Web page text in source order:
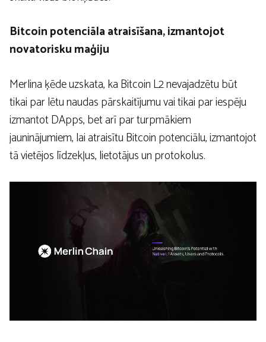
Bitcoin potenciāla atraisīšana, izmantojot
novatorisku maģiju
Merlina ķēde uzskata, ka Bitcoin L2 nevajadzētu būt
tikai par lētu naudas pārskaitījumu vai tikai par iespēju
izmantot DApps, bet arī par turpmākiem
jauninājumiem, lai atraisītu Bitcoin potenciālu, izmantojot
tā vietējos līdzekļus, lietotājus un protokolus.